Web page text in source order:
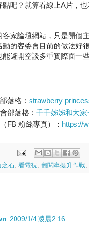
點吧？就算看線上A片，
客家論壇網站，只是開個
動的客委會目前的做法好
能避開空談多重實際面一
落格： strawberry
部落格： 千千姊姊和大
FB 粉絲專頁）： https://
之石 , 看電視, 翻閱率提升作戰,
2009/1/4 凌晨2:16